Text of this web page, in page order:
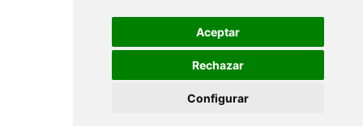
Aceptar
Rechazar
Configurar